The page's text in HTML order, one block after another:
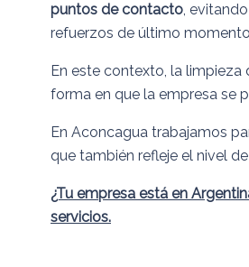
puntos de contacto,
refuerzos de último
En este contexto, la limpieza
forma en que la empresa se
En Aconcagua trabajamos
que también refleje el nivel
¿Tu empresa está en
servicios.